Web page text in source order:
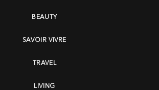
BEAUTY
SAVOIR VIVRE
TRAVEL
LIVING